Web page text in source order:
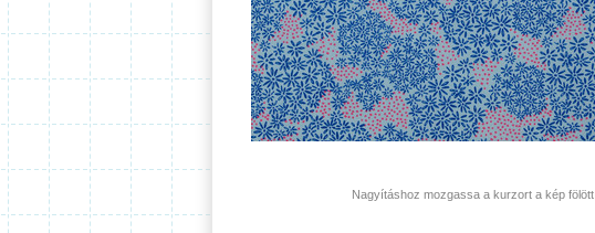
Nagyításhoz mozgassa a kurzort a kép fölött